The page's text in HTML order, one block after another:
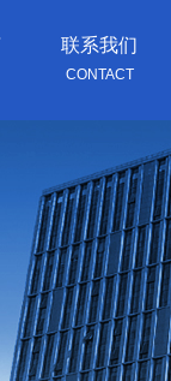
联系我们
CONTACT